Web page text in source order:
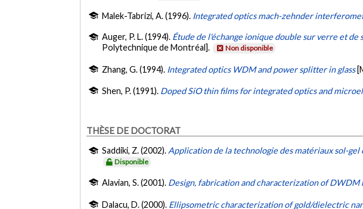
Malek-Tabrizi, A. (1996). Integrated optics mach-zehnder
Auger, P. L. (1994). Étude de l'échange ionique double sur verre et
Polytechnique de Montréal].
Non disponible
Zhang, G. (1994). Integrated optics WDM and power splitter in glass
Shen, P. (1991). Doped SiO thin films for integrated optics and
THÈSE DE DOCTORAT
Saddiki, Z. (2002). Application de la technologie des matériaux sol-
Disponible
Alavian, S. (2001). Design, fabrication and characterization of DWDM
Dalacu, D. (2000). Ellipsometric characterization of gold/dielectric